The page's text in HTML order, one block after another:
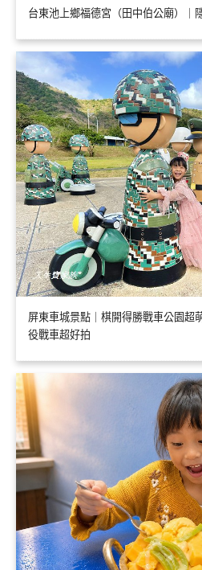
台東池上鄉福德宮（田中伯公廟）｜
屏東車城景點｜棋開得勝戰車公園超
役戰車超好拍